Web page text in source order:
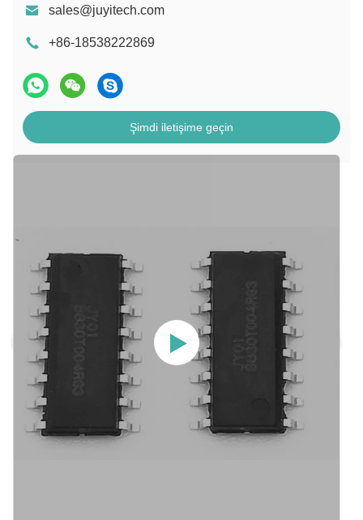
sales@juyitech.com
+86-18538222869
Şimdi iletişime geçin